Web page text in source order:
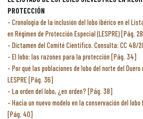
PROTECCIÓN
Cronología de la inclusión del lobo ibérico en el
en Régimen de Protección Especial (LESPRE) [Pág.
Dictamen del Comité Científico. Consulta: CC 48/
El lobo: las razones para la protección [Pág. 34]
Por qué las poblaciones de lobo del norte del
LESPRE [Pág. 36]
La orden del lobo, ¿en orden? [Pág. 38]
Hacia un nuevo modelo en la conservación del
[Pág. 40]